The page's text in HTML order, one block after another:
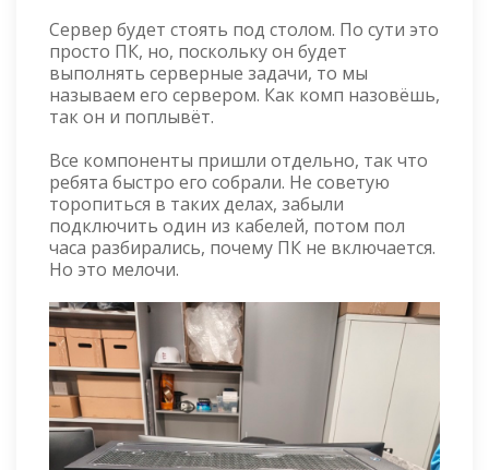
Сервер будет стоять под столом. По сути это
просто ПК, но, поскольку он будет
выполнять серверные задачи, то мы
называем его сервером. Как комп назовёшь,
так он и поплывёт.
Все компоненты пришли отдельно, так что
ребята быстро его собрали. Не советую
торопиться в таких делах, забыли
подключить один из кабелей, потом пол
часа разбирались, почему ПК не включается.
Но это мелочи.